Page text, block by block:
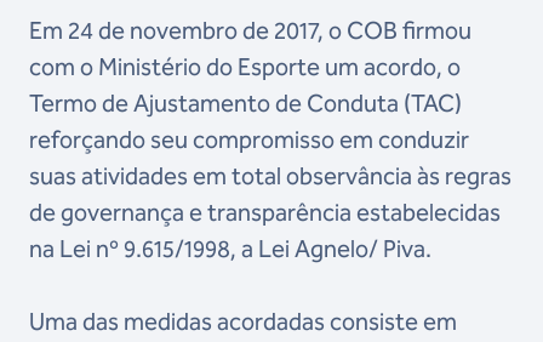
Em 24 de novembro de 2017, o COB firmou
com o Ministério do Esporte um acordo, o
Termo de Ajustamento de Conduta (TAC)
reforçando seu compromisso em conduzir
suas atividades em total observância às regras
de governança e transparência estabelecidas
na Lei nº 9.615/1998, a Lei Agnelo/ Piva.
Uma das medidas acordadas consiste em